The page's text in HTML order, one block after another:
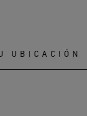
UBICACIÓN